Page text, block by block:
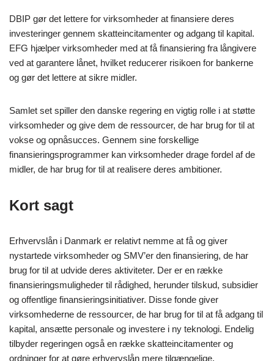
DBIP gør det lettere for virksomheder at finansiere deres
investeringer gennem skatteincitamenter og adgang til kapital.
EFG hjælper virksomheder med at få finansiering fra långivere
ved at garantere lånet, hvilket reducerer risikoen for bankerne
og gør det lettere at sikre midler.
Samlet set spiller den danske regering en vigtig rolle i at støtte
virksomheder og give dem de ressourcer, de har brug for til at
vokse og opnåsucces. Gennem sine forskellige
finansieringsprogrammer kan virksomheder drage fordel af de
midler, de har brug for til at realisere deres ambitioner.
Kort sagt
Erhvervslån i Danmark er relativt nemme at få og giver
nystartede virksomheder og SMV’er den finansiering, de har
brug for til at udvide deres aktiviteter. Der er en række
finansieringsmuligheder til rådighed, herunder tilskud, subsidier
og offentlige finansieringsinitiativer. Disse fonde giver
virksomhederne de ressourcer, de har brug for til at få adgang til
kapital, ansætte personale og investere i ny teknologi. Endelig
tilbyder regeringen også en række skatteincitamenter og
ordninger for at gøre erhvervslån mere tilgængelige.